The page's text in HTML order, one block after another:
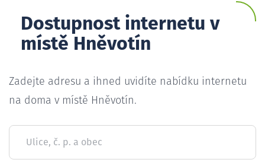
Dostupnost internetu v
místě Hněvotín
Zadejte adresu a ihned uvidíte nabídku internetu
na doma v místě Hněvotín.
Ulice, č. p. a obec